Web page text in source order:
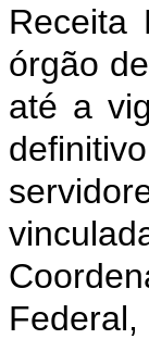
Receita
órgão
até a